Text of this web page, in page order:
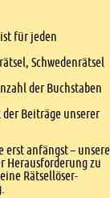
für jeden
Schwedenrätsel
der Buchstaben
Beiträge unserer
erst anfängst – unsere
Herausforderung zu
Rätsellöser-